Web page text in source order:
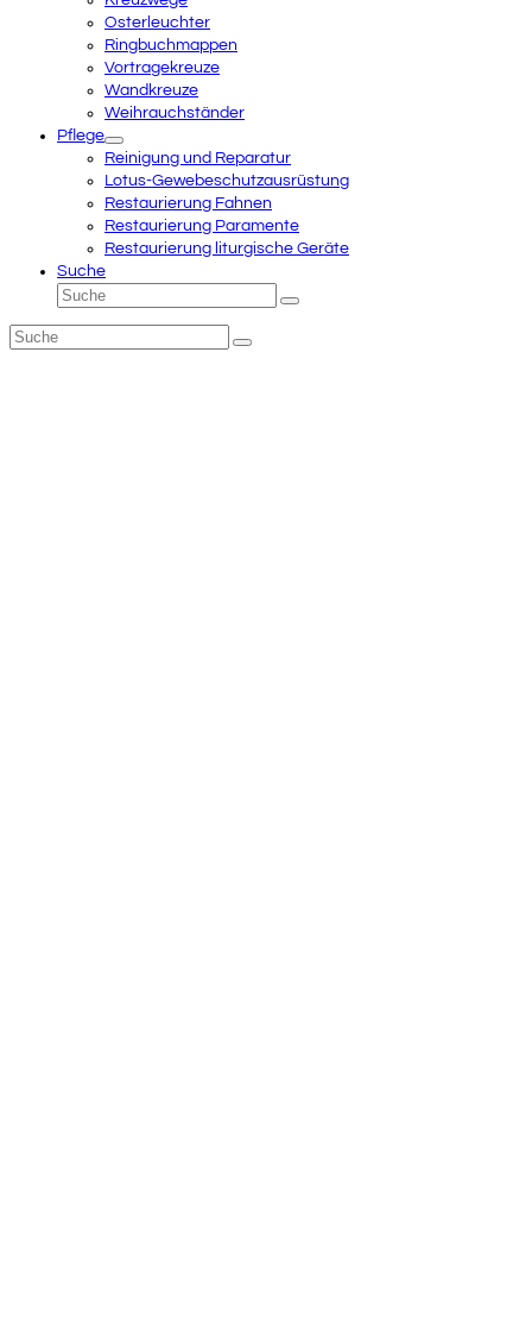
Osterleuchter
Ringbuchmappen
Vortragekreuze
Wandkreuze
Weihrauchständer
Pflege
Reinigung und Reparatur
Lotus-Gewebeschutzausrüstung
Restaurierung Fahnen
Restaurierung Paramente
Restaurierung liturgische Geräte
Suche
Suche
Senden
Suche
Senden